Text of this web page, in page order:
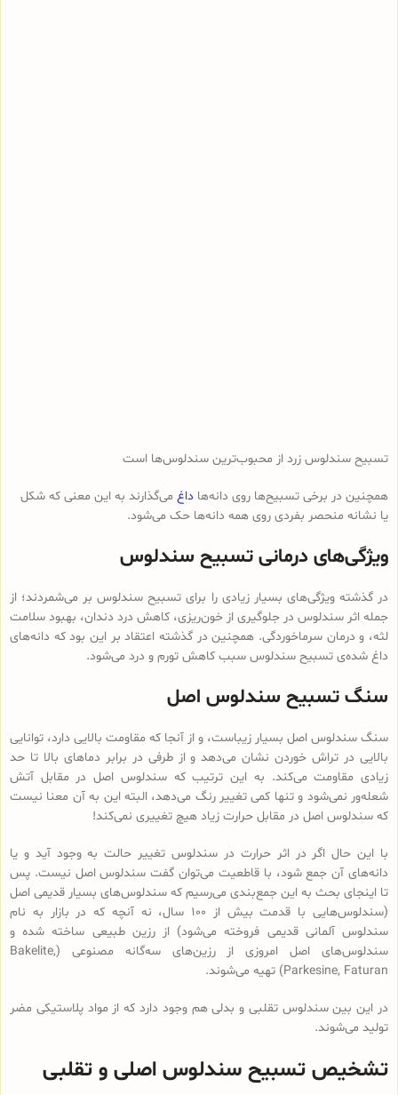
تسبیح سندلوس زرد از محبوب‌ترین سندلوس‌ها است
همچنین در برخی تسبیح‌ها روی دانه‌ها داغ می‌گذارند به این معنی که شکل
یا نشانه منحصر بفردی روی همه دانه‌ها حک می‌شود.
ویژگی‌های درمانی تسبیح سندلوس
در گذشته ویژگی‌های بسیار زیادی را برای تسبیح سندلوس بر می‌شمردند؛ از
جمله اثر سندلوس در جلوگیری از خون‌ریزی، کاهش درد دندان، بهبود سلامت
لثه، و درمان سرماخوردگی. همچنین در گذشته اعتقاد بر این بود که دانه‌های
داغ شده‌ی تسبیح سندلوس سبب کاهش تورم و درد می‌شود.
سنگ تسبیح سندلوس اصل
سنگ سندلوس اصل بسیار زیباست، و از آنجا که مقاومت بالایی دارد، توانایی
بالایی در تراش خوردن نشان می‌دهد و از طرفی در برابر دماهای بالا تا حد
زیادی مقاومت می‌کند. به این ترتیب که سندلوس اصل در مقابل آتش
شعله‌ور نمی‌شود و تنها کمی تغییر رنگ می‌دهد، البته این به آن معنا نیست
که سندلوس اصل در مقابل حرارت زیاد هیچ تغییری نمی‌کند!
با این حال اگر در اثر حرارت در سندلوس تغییر حالت به وجود آید و یا
دانه‌های آن جمع شود، با قاطعیت می‌توان گفت سندلوس اصل نیست. پس
تا اینجای بحث به این جمع‌بندی می‌رسیم که سندلوس‌های بسیار قدیمی اصل
(سندلوس‌هایی با قدمت بیش از 100 سال، نه آنچه که در بازار به نام
سندلوس آلمانی قدیمی فروخته می‌شود) از رزین طبیعی ساخته شده و
سندلوس‌‌های اصل امروزی از رزین‌های سه‌گانه مصنوعی (Bakelite,
Parkesine, Faturan) تهیه می‌شوند.
در این بین سندلوس تقلبی و بدلی هم وجود دارد که از مواد پلاستیکی مضر
تولید می‌شوند.
تشخیص تسبیح سندلوس اصلی و تقلبی